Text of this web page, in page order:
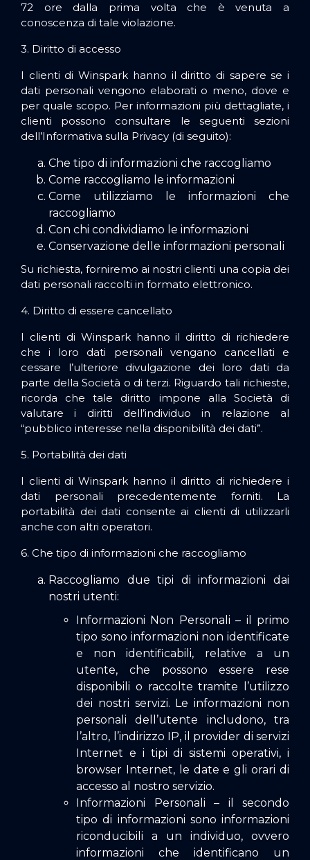
72 ore dalla prima volta che è venuta a
conoscenza di tale violazione.
3. Diritto di accesso
I clienti di Winspark hanno il diritto di sapere se i
dati personali vengono elaborati o meno, dove e
per quale scopo. Per informazioni più dettagliate, i
clienti possono consultare le seguenti sezioni
dell’Informativa sulla Privacy (di seguito):
Che tipo di informazioni che raccogliamo
Come raccogliamo le informazioni
Come utilizziamo le informazioni che
raccogliamo
Con chi condividiamo le informazioni
Conservazione delle informazioni personali
Su richiesta, forniremo ai nostri clienti una copia dei
dati personali raccolti in formato elettronico.
4. Diritto di essere cancellato
I clienti di Winspark hanno il diritto di richiedere
che i loro dati personali vengano cancellati e
cessare l’ulteriore divulgazione dei loro dati da
parte della Società o di terzi. Riguardo tali richieste,
ricorda che tale diritto impone alla Società di
valutare i diritti dell’individuo in relazione al
“pubblico interesse nella disponibilità dei dati”.
5. Portabilità dei dati
I clienti di Winspark hanno il diritto di richiedere i
dati personali precedentemente forniti. La
portabilità dei dati consente ai clienti di utilizzarli
anche con altri operatori.
6. Che tipo di informazioni che raccogliamo
Raccogliamo due tipi di informazioni dai
nostri utenti:
Informazioni Non Personali – il primo
tipo sono informazioni non identificate
e non identificabili, relative a un
utente, che possono essere rese
disponibili o raccolte tramite l’utilizzo
dei nostri servizi. Le informazioni non
personali dell’utente includono, tra
l’altro, l’indirizzo IP, il provider di servizi
Internet e i tipi di sistemi operativi, i
browser Internet, le date e gli orari di
accesso al nostro servizio.
Informazioni Personali – il secondo
tipo di informazioni sono informazioni
riconducibili a un individuo, ovvero
informazioni che identificano un